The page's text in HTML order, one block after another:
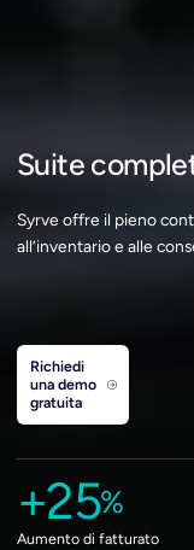
Suite
Syrve offre il pieno
all’inventario e alle
Richiedi
una demo
gratuita
+25%
Aumento di fatturato